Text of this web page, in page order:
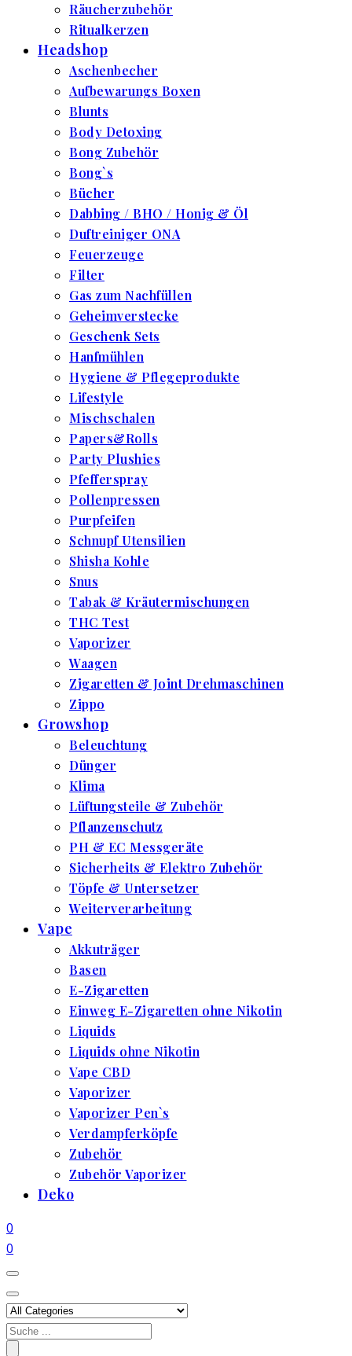
Räucherzubehör
Ritualkerzen
Headshop
Aschenbecher
Aufbewarungs Boxen
Blunts
Body Detoxing
Bong Zubehör
Bong`s
Bücher
Dabbing / BHO / Honig & Öl
Duftreiniger ONA
Feuerzeuge
Filter
Gas zum Nachfüllen
Geheimverstecke
Geschenk Sets
Hanfmühlen
Hygiene & Pflegeprodukte
Lifestyle
Mischschalen
Papers&Rolls
Party Plushies
Pfefferspray
Pollenpressen
Purpfeifen
Schnupf Utensilien
Shisha Kohle
Snus
Tabak & Kräutermischungen
THC Test
Vaporizer
Waagen
Zigaretten & Joint Drehmaschinen
Zippo
Growshop
Beleuchtung
Dünger
Klima
Lüftungsteile & Zubehör
Pflanzenschutz
PH & EC Messgeräte
Sicherheits & Elektro Zubehör
Töpfe & Untersetzer
Weiterverarbeitung
Vape
Akkuträger
Basen
E-Zigaretten
Einweg E-Zigaretten ohne Nikotin
Liquids
Liquids ohne Nikotin
Vape CBD
Vaporizer
Vaporizer Pen`s
Verdampferköpfe
Zubehör
Zubehör Vaporizer
Deko
0
0
Search